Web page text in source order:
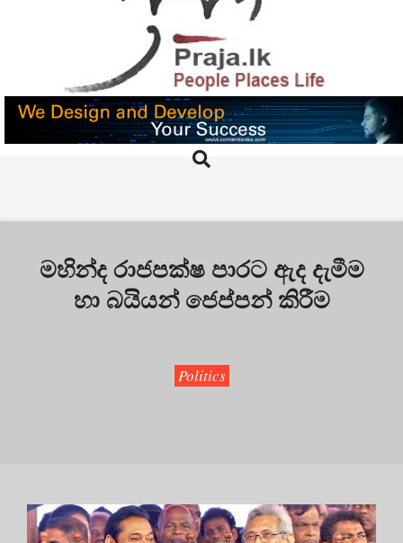
PRAJA.LK
Search
මහින්ද රාජපක්ෂ පාරට ඇද දැමීම
හා බයියන් ජෙප්පන් කිරීම
Politics